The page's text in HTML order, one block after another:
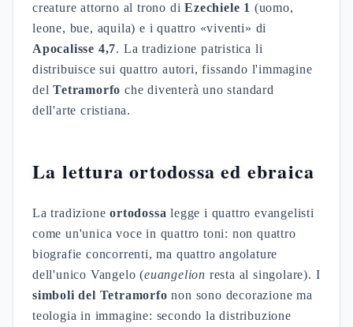
creature attorno al trono diEzechiele 1 (uomo,
leone, bue, aquila) e i quattro «viventi» di
Apocalisse 4,7. La tradizione patristica li
distribuisce sui quattro autori, fissando l'immagine
delTetramorfo che diventerà uno standard
dell'arte cristiana.
La lettura ortodossa ed ebraica
La tradizioneortodossa legge i quattro evangelisti
come un'unica voce in quattro toni: non quattro
biografie concorrenti, ma quattro angolature
dell'unico Vangelo (euangelion resta al singolare). I
simboli del Tetramorfo non sono decorazione ma
teologia in immagine: secondo la distribuzione